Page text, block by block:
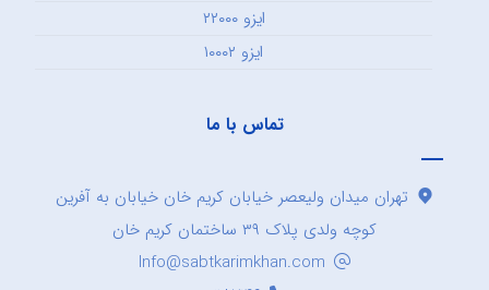
ایزو ۲۲۰۰۰
ایزو ۱۰۰۰۲
تماس با ما
تهران میدان ولیعصر خیابان کریم خان خیابان به آفرین
کوچه ولدی پلاک ۳۹ ساختمان کریم خان
Info@sabtkarimkhan.com